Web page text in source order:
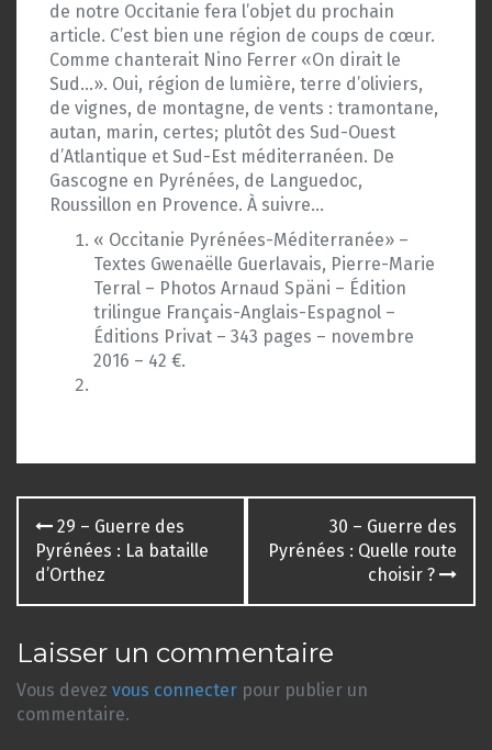
de notre Occitanie fera l’objet du prochain
article. C’est bien une région de coups de cœur.
Comme chanterait Nino Ferrer «On dirait le
Sud…». Oui, région de lumière, terre d’oliviers,
de vignes, de montagne, de vents : tramontane,
autan, marin, certes; plutôt des Sud-Ouest
d’Atlantique et Sud-Est méditerranéen. De
Gascogne en Pyrénées, de Languedoc,
Roussillon en Provence. À suivre…
« Occitanie Pyrénées-Méditerranée» –
Textes Gwenaëlle Guerlavais, Pierre-Marie
Terral – Photos Arnaud Späni – Édition
trilingue Français-Anglais-Espagnol –
Éditions Privat – 343 pages – novembre
2016 – 42 €.
Navigation
des
articles
29 – Guerre des
Pyrénées : La bataille
d’Orthez
30 – Guerre des
Pyrénées : Quelle route
choisir ?
Laisser un commentaire
Vous devez vous connecter pour publier un
commentaire.